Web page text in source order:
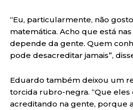
“Eu, particularmente, não
matemática. Acho que está nas
depende da gente. Quem
pode desacreditar jamais”,
Eduardo também deixou um
torcida rubro-negra. “Que
acreditando na gente, porque